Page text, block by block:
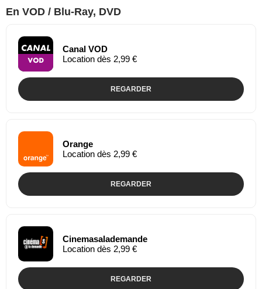
En VOD / Blu-Ray, DVD
Canal VOD
Location dès 2,99 €
REGARDER
Orange
Location dès 2,99 €
REGARDER
Cinemasalademande
Location dès 2,99 €
REGARDER